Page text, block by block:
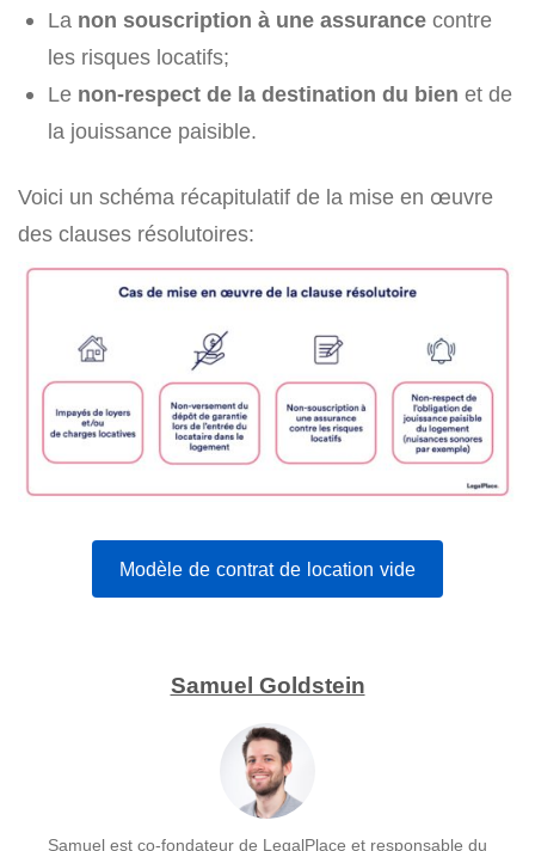
La non souscription à une assurance contre
les risques locatifs;
Le non-respect de la destination du bien et de
la jouissance paisible.
Voici un schéma récapitulatif de la mise en œuvre
des clauses résolutoires:
Modèle de contrat de location vide
Samuel Goldstein
Samuel est co-fondateur de LegalPlace et responsable du